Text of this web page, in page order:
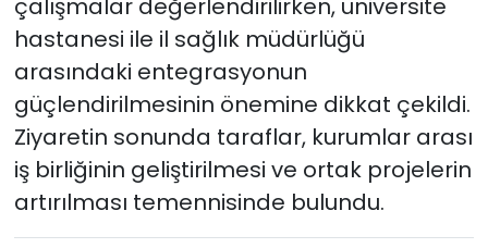
çalışmalar değerlendirilirken, üniversite
hastanesi ile il sağlık müdürlüğü
arasındaki entegrasyonun
güçlendirilmesinin önemine dikkat çekildi.
Ziyaretin sonunda taraflar, kurumlar arası
iş birliğinin geliştirilmesi ve ortak projelerin
artırılması temennisinde bulundu.